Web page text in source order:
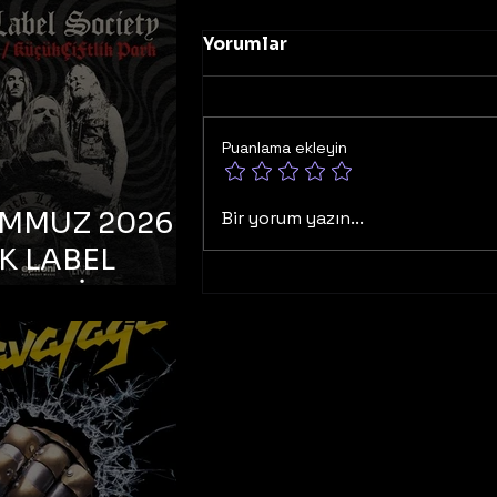
Yorumlar
Puanlama ekleyin
Bir yorum yazın...
Bonus
2026 –
LABEL
– İstanbul,
Park